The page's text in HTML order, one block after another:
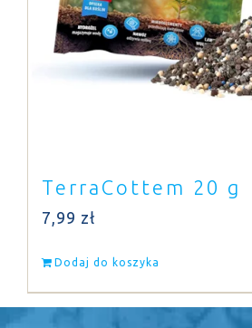
TerraCottem 20 g
7,99 zł
Dodaj do koszyka